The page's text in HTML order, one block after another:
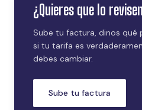
¿Quieres que lo
Sube tu factura, dinos qué
si tu tarifa es
debes cambiar.
Sube tu factura